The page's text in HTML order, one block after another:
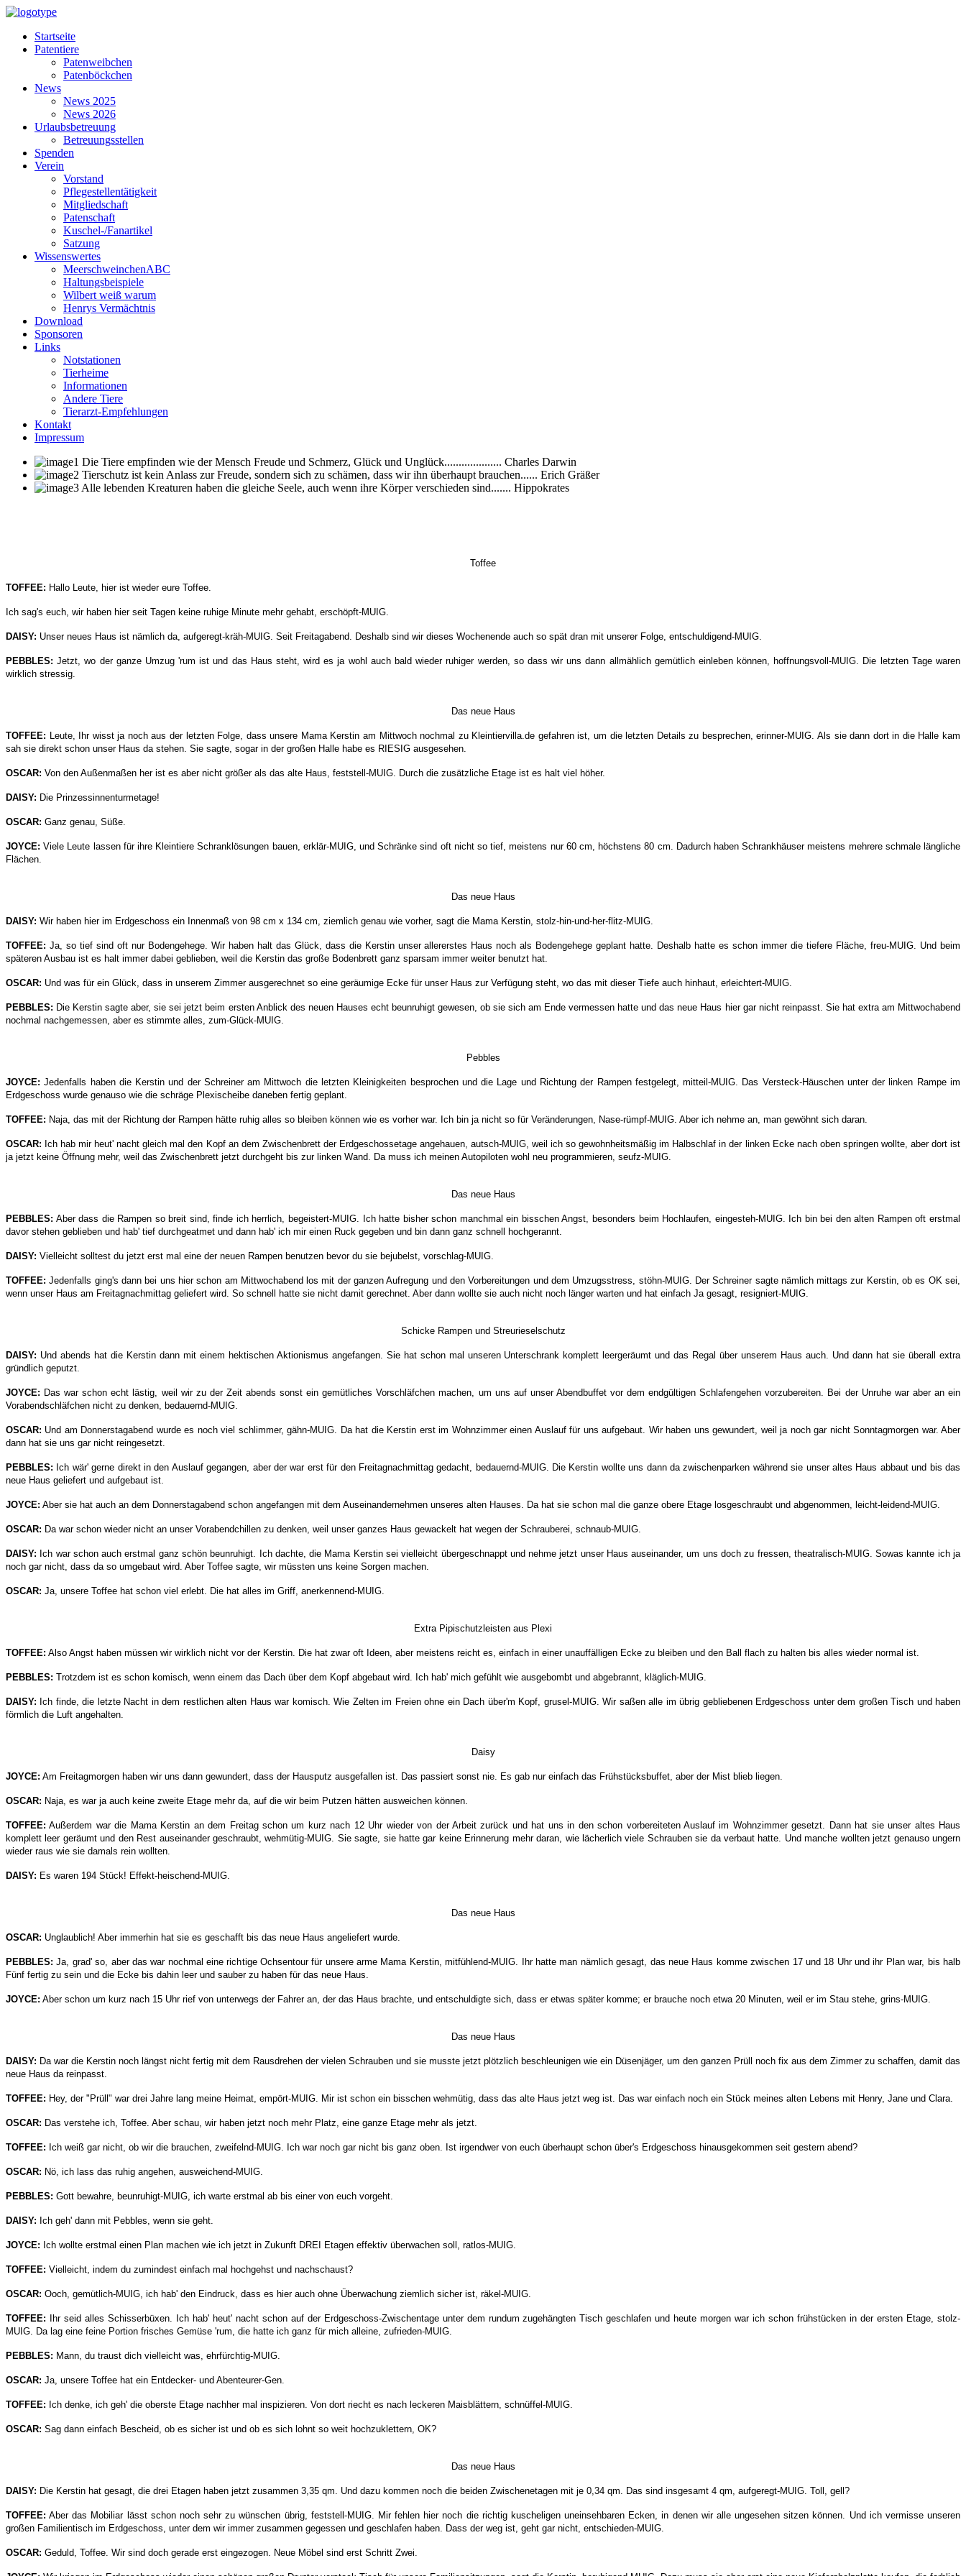
Startseite
Patentiere
Patenweibchen
Patenböckchen
News
News 2025
News 2026
Urlaubsbetreuung
Betreuungsstellen
Spenden
Verein
Vorstand
Pflegestellentätigkeit
Mitgliedschaft
Patenschaft
Kuschel-/Fanartikel
Satzung
Wissenswertes
MeerschweinchenABC
Haltungsbeispiele
Wilbert weiß warum
Henrys Vermächtnis
Download
Sponsoren
Links
Notstationen
Tierheime
Informationen
Andere Tiere
Tierarzt-Empfehlungen
Kontakt
Impressum
Die Tiere empfinden wie der Mensch Freude und Schmerz, Glück und Unglück.................... Charles Darwin
Tierschutz ist kein Anlass zur Freude, sondern sich zu schämen, dass wir ihn überhaupt brauchen...... Erich Gräßer
Alle lebenden Kreaturen haben die gleiche Seele, auch wenn ihre Körper verschieden sind....... Hippokrates
Toffee
TOFFEE: Hallo Leute, hier ist wieder eure Toffee.
Ich sag's euch, wir haben hier seit Tagen keine ruhige Minute mehr gehabt, erschöpft-MUIG.
DAISY: Unser neues Haus ist nämlich da, aufgeregt-kräh-MUIG. Seit Freitagabend. Deshalb sind wir dieses Wochenende auch so spät dran mit unserer Folge, entschuldigend-MUIG.
PEBBLES: Jetzt, wo der ganze Umzug 'rum ist und das Haus steht, wird es ja wohl auch bald wieder ruhiger werden, so dass wir uns dann allmählich gemütlich einleben können, hoffnungsvoll-MUIG. Die letzten Tage waren
wirklich stressig.
Das neue Haus
TOFFEE: Leute, Ihr wisst ja noch aus der letzten Folge, dass unsere Mama Kerstin am Mittwoch nochmal zu Kleintiervilla.de gefahren ist, um die letzten Details zu besprechen, erinner-MUIG. Als sie dann dort in die Halle kam
sah sie direkt schon unser Haus da stehen. Sie sagte, sogar in der großen Halle habe es RIESIG ausgesehen.
OSCAR: Von den Außenmaßen her ist es aber nicht größer als das alte Haus, feststell-MUIG. Durch die zusätzliche Etage ist es halt viel höher.
DAISY: Die Prinzessinnenturmetage!
OSCAR: Ganz genau, Süße.
JOYCE: Viele Leute lassen für ihre Kleintiere Schranklösungen bauen, erklär-MUIG, und Schränke sind oft nicht so tief, meistens nur 60 cm, höchstens 80 cm. Dadurch haben Schrankhäuser meistens mehrere schmale längliche
Flächen.
Das neue Haus
DAISY: Wir haben hier im Erdgeschoss ein Innenmaß von 98 cm x 134 cm, ziemlich genau wie vorher, sagt die Mama Kerstin, stolz-hin-und-her-flitz-MUIG.
TOFFEE: Ja, so tief sind oft nur Bodengehege. Wir haben halt das Glück, dass die Kerstin unser allererstes Haus noch als Bodengehege geplant hatte. Deshalb hatte es schon immer die tiefere Fläche, freu-MUIG. Und beim
späteren Ausbau ist es halt immer dabei geblieben, weil die Kerstin das große Bodenbrett ganz sparsam immer weiter benutzt hat.
OSCAR: Und was für ein Glück, dass in unserem Zimmer ausgerechnet so eine geräumige Ecke für unser Haus zur Verfügung steht, wo das mit dieser Tiefe auch hinhaut, erleichtert-MUIG.
PEBBLES: Die Kerstin sagte aber, sie sei jetzt beim ersten Anblick des neuen Hauses echt beunruhigt gewesen, ob sie sich am Ende vermessen hatte und das neue Haus hier gar nicht reinpasst. Sie hat extra am Mittwochabend
nochmal nachgemessen, aber es stimmte alles, zum-Glück-MUIG.
Pebbles
JOYCE: Jedenfalls haben die Kerstin und der Schreiner am Mittwoch die letzten Kleinigkeiten besprochen und die Lage und Richtung der Rampen festgelegt, mitteil-MUIG. Das Versteck-Häuschen unter der linken Rampe im
Erdgeschoss wurde genauso wie die schräge Plexischeibe daneben fertig geplant.
TOFFEE: Naja, das mit der Richtung der Rampen hätte ruhig alles so bleiben können wie es vorher war. Ich bin ja nicht so für Veränderungen, Nase-rümpf-MUIG. Aber ich nehme an, man gewöhnt sich daran.
OSCAR: Ich hab mir heut' nacht gleich mal den Kopf an dem Zwischenbrett der Erdgeschossetage angehauen, autsch-MUIG, weil ich so gewohnheitsmäßig im Halbschlaf in der linken Ecke nach oben springen wollte, aber dort ist
ja jetzt keine Öffnung mehr, weil das Zwischenbrett jetzt durchgeht bis zur linken Wand. Da muss ich meinen Autopiloten wohl neu programmieren, seufz-MUIG.
Das neue Haus
PEBBLES: Aber dass die Rampen so breit sind, finde ich herrlich, begeistert-MUIG. Ich hatte bisher schon manchmal ein bisschen Angst, besonders beim Hochlaufen, eingesteh-MUIG. Ich bin bei den alten Rampen oft erstmal
davor stehen geblieben und hab' tief durchgeatmet und dann hab' ich mir einen Ruck gegeben und bin dann ganz schnell hochgerannt.
DAISY: Vielleicht solltest du jetzt erst mal eine der neuen Rampen benutzen bevor du sie bejubelst, vorschlag-MUIG.
TOFFEE: Jedenfalls ging's dann bei uns hier schon am Mittwochabend los mit der ganzen Aufregung und den Vorbereitungen und dem Umzugsstress, stöhn-MUIG. Der Schreiner sagte nämlich mittags zur Kerstin, ob es OK sei,
wenn unser Haus am Freitagnachmittag geliefert wird. So schnell hatte sie nicht damit gerechnet. Aber dann wollte sie auch nicht noch länger warten und hat einfach Ja gesagt, resigniert-MUIG.
Schicke Rampen und Streurieselschutz
DAISY: Und abends hat die Kerstin dann mit einem hektischen Aktionismus angefangen. Sie hat schon mal unseren Unterschrank komplett leergeräumt und das Regal über unserem Haus auch. Und dann hat sie überall extra
gründlich geputzt.
JOYCE: Das war schon echt lästig, weil wir zu der Zeit abends sonst ein gemütliches Vorschläfchen machen, um uns auf unser Abendbuffet vor dem endgültigen Schlafengehen vorzubereiten. Bei der Unruhe war aber an ein
Vorabendschläfchen nicht zu denken, bedauernd-MUIG.
OSCAR: Und am Donnerstagabend wurde es noch viel schlimmer, gähn-MUIG. Da hat die Kerstin erst im Wohnzimmer einen Auslauf für uns aufgebaut. Wir haben uns gewundert, weil ja noch gar nicht Sonntagmorgen war. Aber
dann hat sie uns gar nicht reingesetzt.
PEBBLES: Ich wär' gerne direkt in den Auslauf gegangen, aber der war erst für den Freitagnachmittag gedacht, bedauernd-MUIG. Die Kerstin wollte uns dann da zwischenparken während sie unser altes Haus abbaut und bis das
neue Haus geliefert und aufgebaut ist.
JOYCE: Aber sie hat auch an dem Donnerstagabend schon angefangen mit dem Auseinandernehmen unseres alten Hauses. Da hat sie schon mal die ganze obere Etage losgeschraubt und abgenommen, leicht-leidend-MUIG.
OSCAR: Da war schon wieder nicht an unser Vorabendchillen zu denken, weil unser ganzes Haus gewackelt hat wegen der Schrauberei, schnaub-MUIG.
DAISY: Ich war schon auch erstmal ganz schön beunruhigt. Ich dachte, die Mama Kerstin sei vielleicht übergeschnappt und nehme jetzt unser Haus auseinander, um uns doch zu fressen, theatralisch-MUIG. Sowas kannte ich ja
noch gar nicht, dass da so umgebaut wird. Aber Toffee sagte, wir müssten uns keine Sorgen machen.
OSCAR: Ja, unsere Toffee hat schon viel erlebt. Die hat alles im Griff, anerkennend-MUIG.
Extra Pipischutzleisten aus Plexi
TOFFEE: Also Angst haben müssen wir wirklich nicht vor der Kerstin. Die hat zwar oft Ideen, aber meistens reicht es, einfach in einer unauffälligen Ecke zu bleiben und den Ball flach zu halten bis alles wieder normal ist.
PEBBLES: Trotzdem ist es schon komisch, wenn einem das Dach über dem Kopf abgebaut wird. Ich hab' mich gefühlt wie ausgebombt und abgebrannt, kläglich-MUIG.
DAISY: Ich finde, die letzte Nacht in dem restlichen alten Haus war komisch. Wie Zelten im Freien ohne ein Dach über'm Kopf, grusel-MUIG. Wir saßen alle im übrig gebliebenen Erdgeschoss unter dem großen Tisch und haben
förmlich die Luft angehalten.
Daisy
JOYCE: Am Freitagmorgen haben wir uns dann gewundert, dass der Hausputz ausgefallen ist. Das passiert sonst nie. Es gab nur einfach das Frühstücksbuffet, aber der Mist blieb liegen.
OSCAR: Naja, es war ja auch keine zweite Etage mehr da, auf die wir beim Putzen hätten ausweichen können.
TOFFEE: Außerdem war die Mama Kerstin an dem Freitag schon um kurz nach 12 Uhr wieder von der Arbeit zurück und hat uns in den schon vorbereiteten Auslauf im Wohnzimmer gesetzt. Dann hat sie unser altes Haus
komplett leer geräumt und den Rest auseinander geschraubt, wehmütig-MUIG. Sie sagte, sie hatte gar keine Erinnerung mehr daran, wie lächerlich viele Schrauben sie da verbaut hatte. Und manche wollten jetzt genauso ungern
wieder raus wie sie damals rein wollten.
DAISY: Es waren 194 Stück! Effekt-heischend-MUIG.
Das neue Haus
OSCAR: Unglaublich! Aber immerhin hat sie es geschafft bis das neue Haus angeliefert wurde.
PEBBLES: Ja, grad' so, aber das war nochmal eine richtige Ochsentour für unsere arme Mama Kerstin, mitfühlend-MUIG. Ihr hatte man nämlich gesagt, das neue Haus komme zwischen 17 und 18 Uhr und ihr Plan war, bis halb
Fünf fertig zu sein und die Ecke bis dahin leer und sauber zu haben für das neue Haus.
JOYCE: Aber schon um kurz nach 15 Uhr rief von unterwegs der Fahrer an, der das Haus brachte, und entschuldigte sich, dass er etwas später komme; er brauche noch etwa 20 Minuten, weil er im Stau stehe, grins-MUIG.
Das neue Haus
DAISY: Da war die Kerstin noch längst nicht fertig mit dem Rausdrehen der vielen Schrauben und sie musste jetzt plötzlich beschleunigen wie ein Düsenjäger, um den ganzen Prüll noch fix aus dem Zimmer zu schaffen, damit das
neue Haus da reinpasst.
TOFFEE: Hey, der "Prüll" war drei Jahre lang meine Heimat, empört-MUIG. Mir ist schon ein bisschen wehmütig, dass das alte Haus jetzt weg ist. Das war einfach noch ein Stück meines alten Lebens mit Henry, Jane und Clara.
OSCAR: Das verstehe ich, Toffee. Aber schau, wir haben jetzt noch mehr Platz, eine ganze Etage mehr als jetzt.
TOFFEE: Ich weiß gar nicht, ob wir die brauchen, zweifelnd-MUIG. Ich war noch gar nicht bis ganz oben. Ist irgendwer von euch überhaupt schon über's Erdgeschoss hinausgekommen seit gestern abend?
OSCAR: Nö, ich lass das ruhig angehen, ausweichend-MUIG.
PEBBLES: Gott bewahre, beunruhigt-MUIG, ich warte erstmal ab bis einer von euch vorgeht.
DAISY: Ich geh' dann mit Pebbles, wenn sie geht.
JOYCE: Ich wollte erstmal einen Plan machen wie ich jetzt in Zukunft DREI Etagen effektiv überwachen soll, ratlos-MUIG.
TOFFEE: Vielleicht, indem du zumindest einfach mal hochgehst und nachschaust?
OSCAR: Ooch, gemütlich-MUIG, ich hab' den Eindruck, dass es hier auch ohne Überwachung ziemlich sicher ist, räkel-MUIG.
TOFFEE: Ihr seid alles Schisserbüxen. Ich hab' heut' nacht schon auf der Erdgeschoss-Zwischentage unter dem rundum zugehängten Tisch geschlafen und heute morgen war ich schon frühstücken in der ersten Etage, stolz-
MUIG. Da lag eine feine Portion frisches Gemüse 'rum, die hatte ich ganz für mich alleine, zufrieden-MUIG.
PEBBLES: Mann, du traust dich vielleicht was, ehrfürchtig-MUIG.
OSCAR: Ja, unsere Toffee hat ein Entdecker- und Abenteurer-Gen.
TOFFEE: Ich denke, ich geh' die oberste Etage nachher mal inspizieren. Von dort riecht es nach leckeren Maisblättern, schnüffel-MUIG.
OSCAR: Sag dann einfach Bescheid, ob es sicher ist und ob es sich lohnt so weit hochzuklettern, OK?
Das neue Haus
DAISY: Die Kerstin hat gesagt, die drei Etagen haben jetzt zusammen 3,35 qm. Und dazu kommen noch die beiden Zwischenetagen mit je 0,34 qm. Das sind insgesamt 4 qm, aufgeregt-MUIG. Toll, gell?
TOFFEE: Aber das Mobiliar lässt schon noch sehr zu wünschen übrig, feststell-MUIG. Mir fehlen hier noch die richtig kuscheligen uneinsehbaren Ecken, in denen wir alle ungesehen sitzen können. Und ich vermisse unseren
großen Familientisch im Erdgeschoss, unter dem wir immer zusammen gegessen und geschlafen haben. Dass der weg ist, geht gar nicht, entschieden-MUIG.
OSCAR: Geduld, Toffee. Wir sind doch gerade erst eingezogen. Neue Möbel sind erst Schritt Zwei.